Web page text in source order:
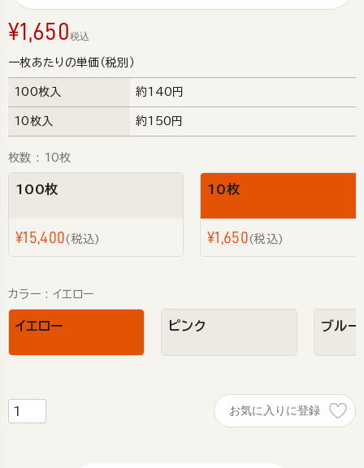
¥1,650税込
一枚あたりの単価（税別）
100枚入 約140円
10枚入 約150円
枚数 10枚
100枚
¥15,400 税込
10枚
¥1,650 税込
カラー イエロー
イエロー ピンク ブルー
お気に入りに登録